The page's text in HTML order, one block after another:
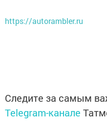
https://autorambler.ru
Следите за самым
Telegram-канале